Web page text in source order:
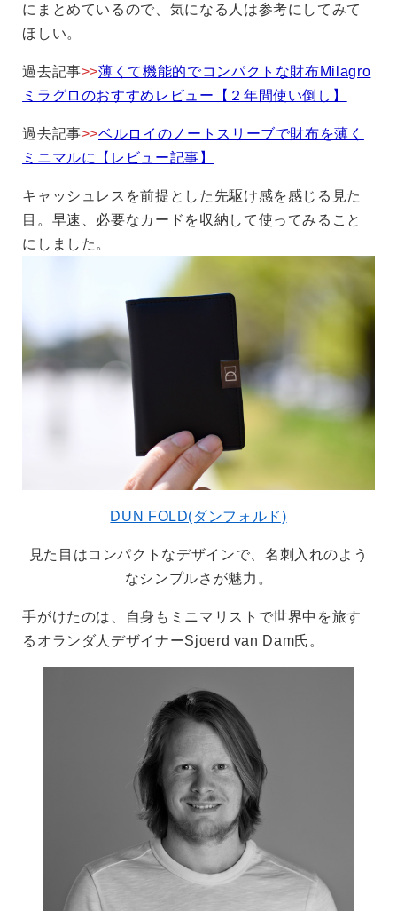
にまとめているので、気になる人は参考にしてみて
ほしい。
過去記事>>薄くて機能的でコンパクトな財布Milagro
ミラグロのおすすめレビュー【２年間使い倒し】
過去記事>>ベルロイのノートスリーブで財布を薄く
ミニマルに【レビュー記事】
キャッシュレスを前提とした先駆け感を感じる見た
目。早速、必要なカードを収納して使ってみること
にしました。
DUN FOLD(ダンフォルド)
見た目はコンパクトなデザインで、名刺入れのよう
なシンプルさが魅力。
手がけたのは、自身もミニマリストで世界中を旅す
るオランダ人デザイナーSjoerd van Dam氏。